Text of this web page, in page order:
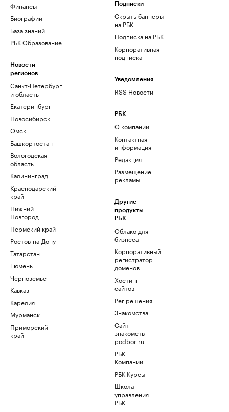
Финансы
Биографии
База знаний
РБК Образование
Новости
регионов
Санкт-Петербург
и область
Екатеринбург
Новосибирск
Омск
Башкортостан
Вологодская
область
Калининград
Краснодарский
край
Нижний
Новгород
Пермский край
Ростов-на-Дону
Татарстан
Тюмень
Черноземье
Кавказ
Карелия
Мурманск
Приморский
край
Подписки
Скрыть баннеры
на РБК
Подписка на РБК
Корпоративная
подписка
Уведомления
RSS Новости
РБК
О компании
Контактная
информация
Редакция
Размещение
рекламы
Другие
продукты
РБК
Облако для
бизнеса
Корпоративный
регистратор
доменов
Хостинг
сайтов
Рег.решения
Знакомства
Сайт
знакомств
podbor.ru
РБК
Компании
РБК Курсы
Школа
управления
РБК